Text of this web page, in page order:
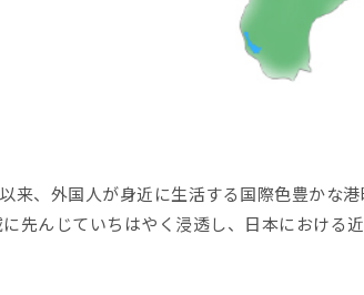
来、外国人が身近に生活する国際色豊かな
先んじていちはやく浸透し、日本における